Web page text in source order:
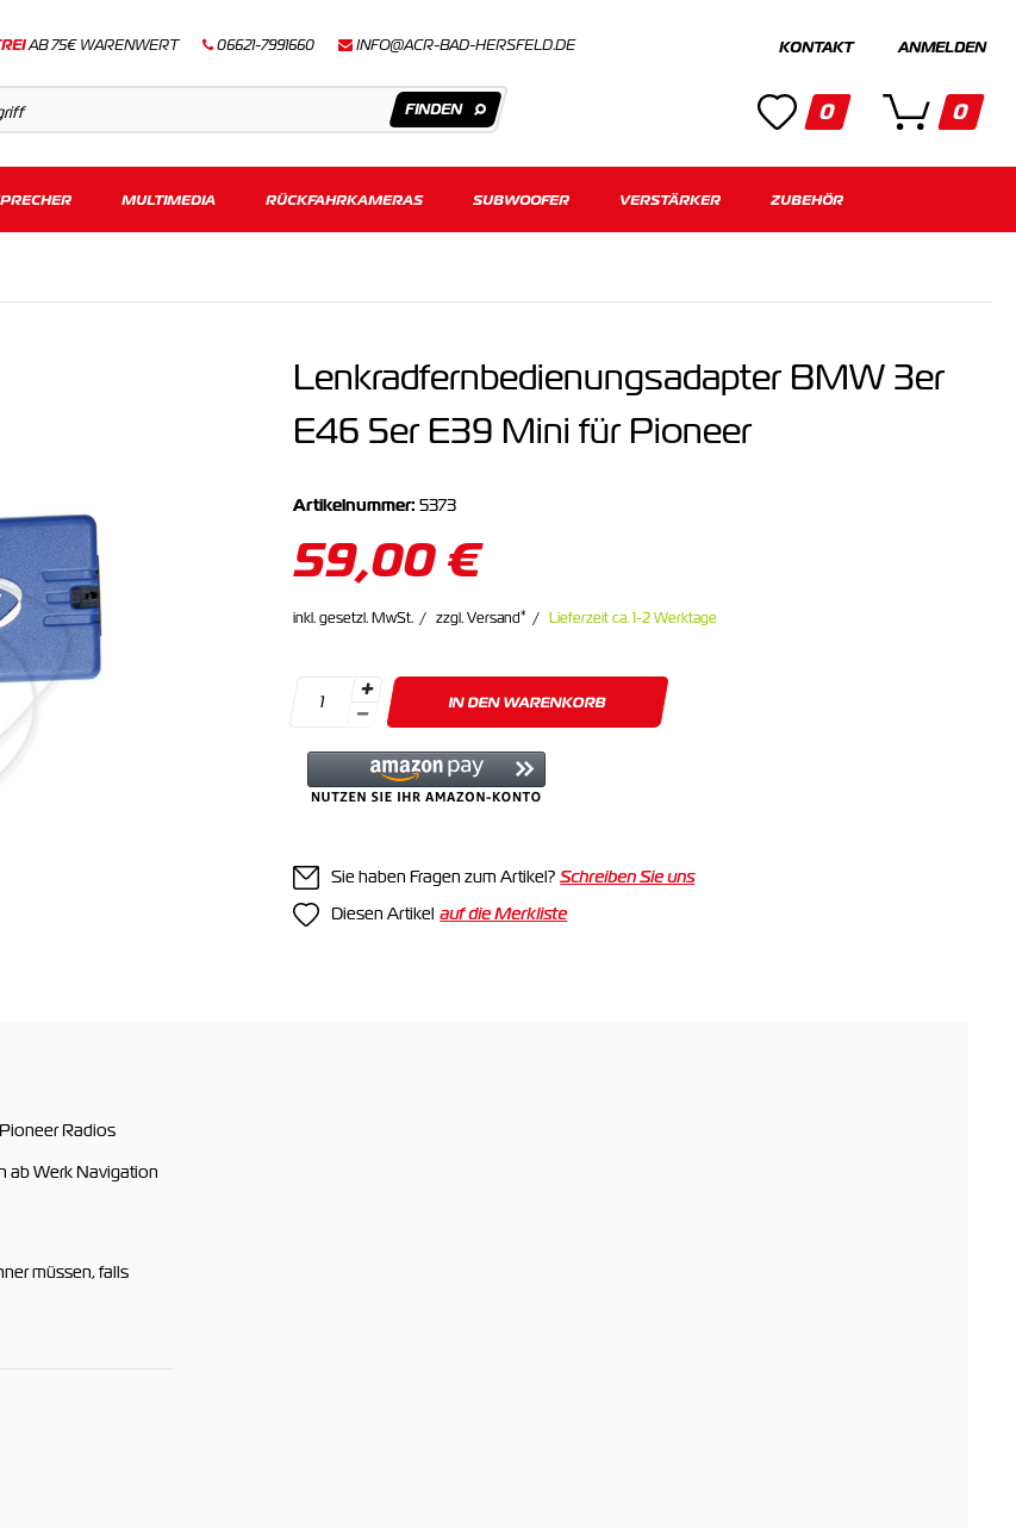
AB 75€ WARENWERT 06621-7991660 INFO@ACR-BAD-HERSFELD.DE
Kategorien
KONTAKT
0
ANMELDEN
0
MULTIMEDIA RÜCKFAHRKAMERAS SUBWOOFER VERSTÄRKER ZUBEHÖR
Lenkradfernbedienungsadapter BMW 3er
E46 5er E39 Mini für Pioneer
Artikelnummer: 5373
59,00 €
inkl. gesetzl. MwSt. zzgl. Versand* Lieferzeit ca. 1-2 Werktage
IN DEN WARENKORB
Sie haben Fragen zum Artikel? Schreiben Sie uns
Diesen Artikel
Radios
ab Werk Navigation
müssen, falls